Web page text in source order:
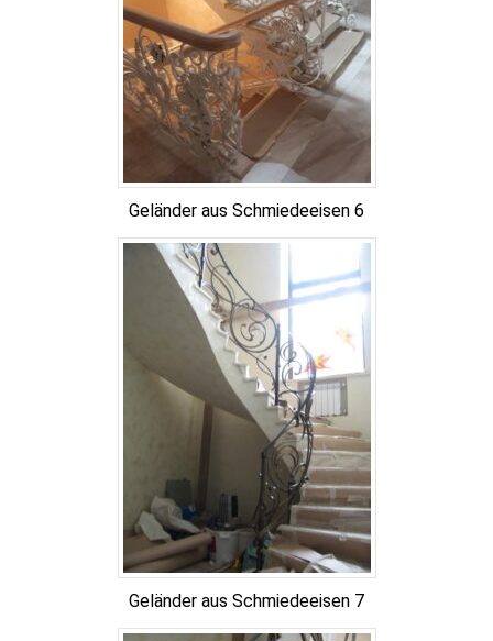
Geländer aus Schmiedeeisen 6
Geländer aus Schmiedeeisen 7